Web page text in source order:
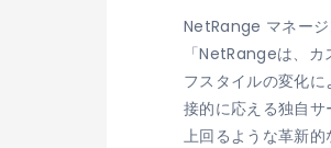
NetRange マネージ
「NetRangeは、
フスタイルの変化
接的に応える独自
上回るような革新的